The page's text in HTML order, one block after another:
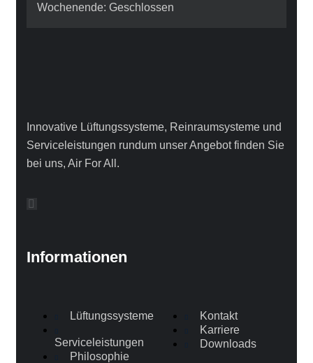
Wochenende: Geschlossen
Innovative Lüftungssysteme, Reinraumsysteme und
Serviceleistungen rundum unser Angebot finden Sie
bei uns, Air For All.
Informationen
Lüftungssysteme
Serviceleistungen
Philosophie
Kontakt
Karriere
Downloads